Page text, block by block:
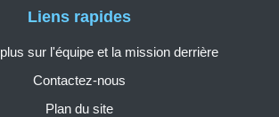
Liens rapides
sur l'équipe et la mission derrière
Contactez-nous
Plan du site